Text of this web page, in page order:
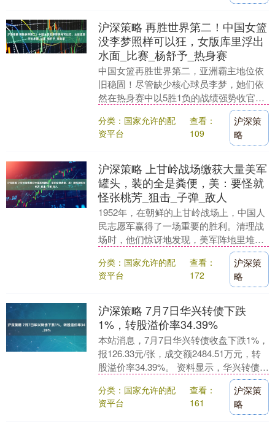
沪深策略 再胜世界第二！中国女篮
没李梦照样可以狂，女版库里浮出
水面_比赛_杨舒予_热身赛
中国女篮再胜世界第二，亚洲霸主地位依
旧稳固！尽管缺少核心球员李梦，她们依
然在热身赛中以5胜1负的战绩强势收官，
73:69战胜澳大利亚女篮，为即将到来的亚
洲杯注入....
分类：国家允许的配
资平台
查看：
109
沪深策
略
沪深策略 上甘岭战场缴获大量美军
罐头，装的全是粪便，美：要怪就
怪张桃芳_狙击_子弹_敌人
1952年，在朝鲜的上甘岭战场上，中国人
民志愿军赢得了一场重要的胜利。清理战
场时，他们惊讶地发现，美军阵地里堆满
了各种罐头，里面装的竟然全是粪便。传
闻中，美军士....
分类：国家允许的配
资平台
查看：
172
沪深策
略
沪深策略 7月7日华兴转债下跌
1%，转股溢价率34.39%
本站消息，7月7日华兴转债收盘下跌1%，
报126.33元/张，成交额2484.51万元，转
股溢价率34.39%。 资料显示，华兴转债信
分类：国家允许的配
资平台
查看：
161
沪深策
略